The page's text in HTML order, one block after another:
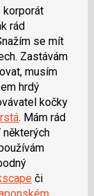
korporát
rád
se mít
Zastávám
musím
hrdý
kočky
. Mám rád
některých
či